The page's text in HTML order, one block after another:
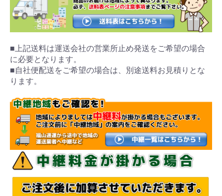
■上記送料は運送会社の営業所止め発送をご希望の場合
に必要となります。
■自社便配送をご希望の場合は、別途送料お見積りとな
ります。